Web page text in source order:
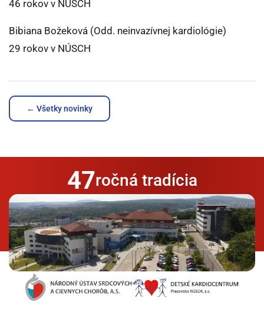
46 rokov v NÚSCH
Bibiana Božeková (Odd. neinvazívnej kardiológie)
29 rokov v NÚSCH
← Všetky novinky
47ročná tradícia